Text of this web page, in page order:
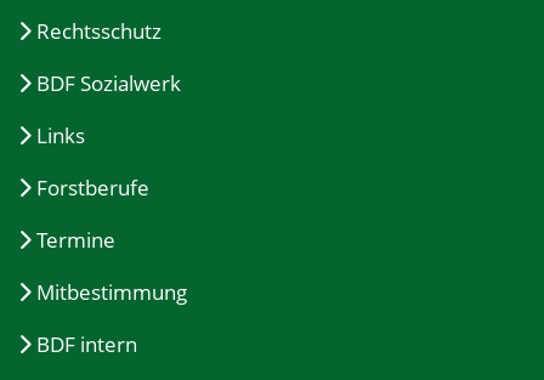
Rechtsschutz
BDF Sozialwerk
Links
Forstberufe
Termine
Mitbestimmung
BDF intern